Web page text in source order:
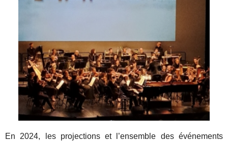
En 2024, les projections et l’ensemble des événements